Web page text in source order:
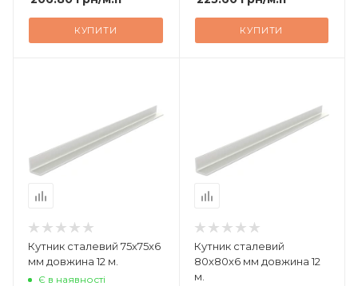
КУПИТИ КУПИТИ
Кутник сталевий 75х75х6
мм довжина 12 м.
Є в наявності
Кутник сталевий
80х80х6 мм довжина 12
м.